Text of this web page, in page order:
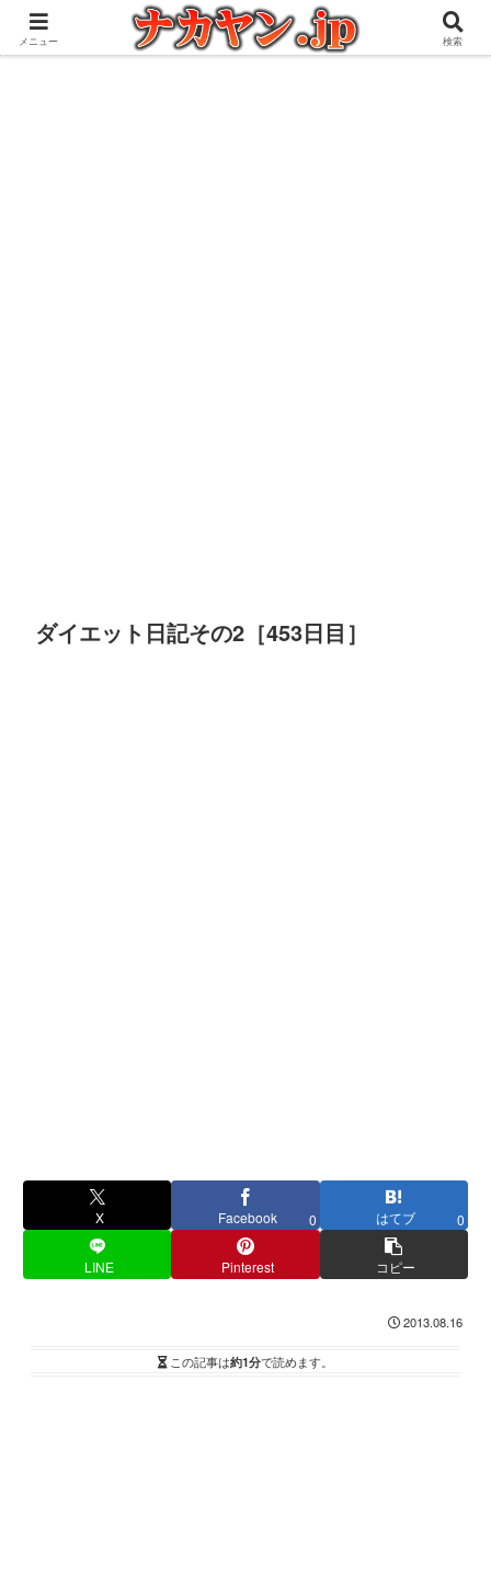
アウトドアとガジェット好きな管理人の愉快な日々を綴るブログ
ダイエット日記その2［453日目］
X Facebook 0 はてブ 0
LINE Pinterest コピー
2013.08.16
この記事は約1分で読めます。
メニュー 検索